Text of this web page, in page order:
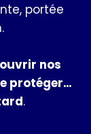
portée
nos
protéger…
.